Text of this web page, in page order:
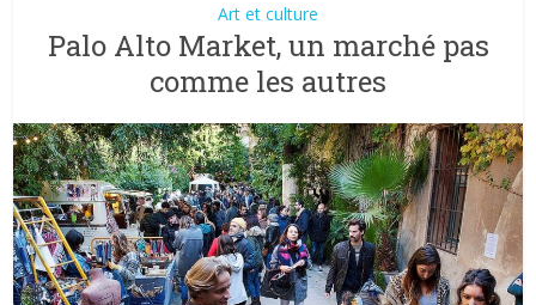
Art et culture
Palo Alto Market, un marché pas
comme les autres